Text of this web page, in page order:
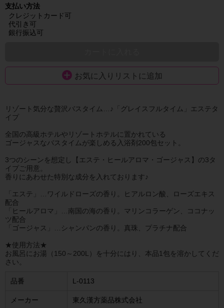
支払い方法
クレジットカード可
代引き可
銀行振込可
お気に入りリストに追加
リゾート気分な贅沢バスタイム…♪「グレイスフルタイム」エステタ
イプ
全国の高級ホテルやリゾートホテルに置かれている
ゴージャスなバスタイムが楽しめる入浴剤200包セット。
3つのシーンを想定し【エステ・ヒールアロマ・ゴージャス】の3タ
イプご用意。
香りにあわせた特別な成分を入れております♪
「エステ」…ワイルドローズの香り。ヒアルロン酸、ローズエキス
配合
「ヒールアロマ」…南国の海の香り。マリンコラーゲン、ココナッ
ツ配合
「ゴージャス」…シャンパンの香り。真珠、プラチナ配合
★使用方法★
お風呂にお湯（150～200L）を十分にはり、本品1包を溶かしてくだ
さい。
品番 L-0113
メーカー 東久漢方薬品株式会社